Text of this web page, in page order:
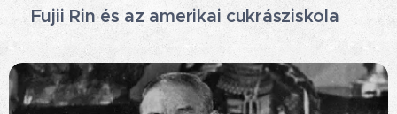
👩‍🍳Fujii Rin és az amerikai cukrásziskola